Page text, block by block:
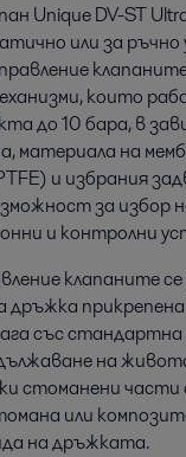
Unique DV-ST
или за ръчно
които
до 10 бара, в
материала на
и избрания
за избор
и контролни
клапаните
дръжка
със
на
стоманени части
или
на дръжката.